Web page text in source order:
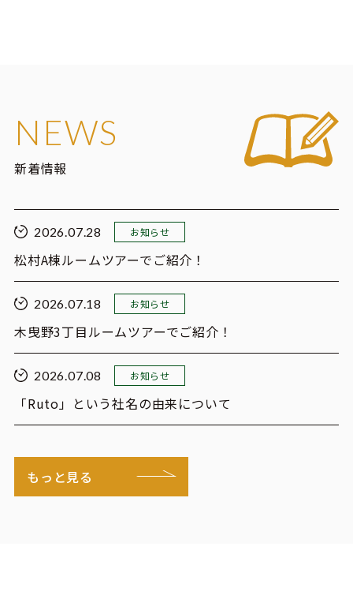
NEWS
新着情報
2026.07.28 お知らせ
松村A棟ルームツアーでご紹介！
2026.07.18 お知らせ
木曳野3丁目ルームツアーでご紹介！
2026.07.08 お知らせ
「Ruto」という社名の由来について
もっと見る